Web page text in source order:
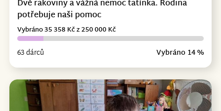
Dvě rakoviny a vážná nemoc tatínka. Rodina
potřebuje naši pomoc
63 dárců Vybráno 14 %
Vybráno 35 358 Kč z 250 000 Kč